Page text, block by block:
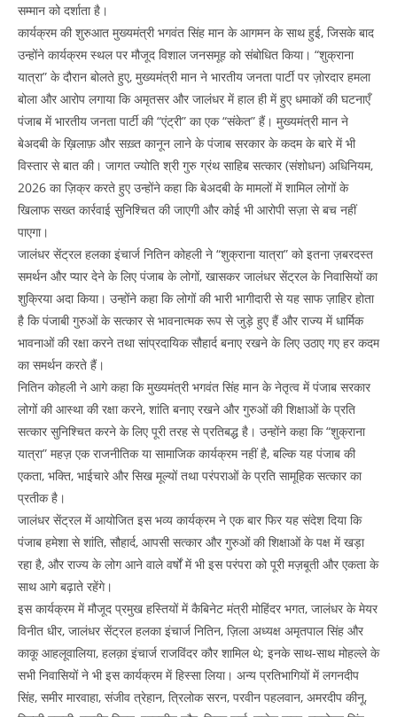
सम्मान को दर्शाता है।
कार्यक्रम की शुरुआत मुख्यमंत्री भगवंत सिंह मान के आगमन के साथ हुई, जिसके बाद
उन्होंने कार्यक्रम स्थल पर मौजूद विशाल जनसमूह को संबोधित किया। “शुक्राना
यात्रा” के दौरान बोलते हुए, मुख्यमंत्री मान ने भारतीय जनता पार्टी पर ज़ोरदार हमला
बोला और आरोप लगाया कि अमृतसर और जालंधर में हाल ही में हुए धमाकों की घटनाएँ
पंजाब में भारतीय जनता पार्टी की “एंट्री” का एक “संकेत” हैं। मुख्यमंत्री मान ने
बेअदबी के ख़िलाफ़ और सख़्त कानून लाने के पंजाब सरकार के कदम के बारे में भी
विस्तार से बात की। जागत ज्योति श्री गुरु ग्रंथ साहिब सत्कार (संशोधन) अधिनियम,
2026 का ज़िक्र करते हुए उन्होंने कहा कि बेअदबी के मामलों में शामिल लोगों के
खिलाफ सख्त कार्रवाई सुनिश्चित की जाएगी और कोई भी आरोपी सज़ा से बच नहीं
पाएगा।
जालंधर सेंट्रल हलका इंचार्ज नितिन कोहली ने “शुक्राना यात्रा” को इतना ज़बरदस्त
समर्थन और प्यार देने के लिए पंजाब के लोगों, खासकर जालंधर सेंट्रल के निवासियों का
शुक्रिया अदा किया। उन्होंने कहा कि लोगों की भारी भागीदारी से यह साफ ज़ाहिर होता
है कि पंजाबी गुरुओं के सत्कार से भावनात्मक रूप से जुड़े हुए हैं और राज्य में धार्मिक
भावनाओं की रक्षा करने तथा सांप्रदायिक सौहार्द बनाए रखने के लिए उठाए गए हर कदम
का समर्थन करते हैं।
नितिन कोहली ने आगे कहा कि मुख्यमंत्री भगवंत सिंह मान के नेतृत्व में पंजाब सरकार
लोगों की आस्था की रक्षा करने, शांति बनाए रखने और गुरुओं की शिक्षाओं के प्रति
सत्कार सुनिश्चित करने के लिए पूरी तरह से प्रतिबद्ध है। उन्होंने कहा कि “शुक्राना
यात्रा” महज़ एक राजनीतिक या सामाजिक कार्यक्रम नहीं है, बल्कि यह पंजाब की
एकता, भक्ति, भाईचारे और सिख मूल्यों तथा परंपराओं के प्रति सामूहिक सत्कार का
प्रतीक है।
जालंधर सेंट्रल में आयोजित इस भव्य कार्यक्रम ने एक बार फिर यह संदेश दिया कि
पंजाब हमेशा से शांति, सौहार्द, आपसी सत्कार और गुरुओं की शिक्षाओं के पक्ष में खड़ा
रहा है, और राज्य के लोग आने वाले वर्षों में भी इस परंपरा को पूरी मज़बूती और एकता के
साथ आगे बढ़ाते रहेंगे।
इस कार्यक्रम में मौजूद प्रमुख हस्तियों में कैबिनेट मंत्री मोहिंदर भगत, जालंधर के मेयर
विनीत धीर, जालंधर सेंट्रल हलका इंचार्ज नितिन, ज़िला अध्यक्ष अमृतपाल सिंह और
काकू आहलूवालिया, हलक़ा इंचार्ज राजविंदर कौर शामिल थे; इनके साथ-साथ मोहल्ले के
सभी निवासियों ने भी इस कार्यक्रम में हिस्सा लिया। अन्य प्रतिभागियों में लगनदीप
सिंह, समीर मारवाहा, संजीव त्रेहान, त्रिलोक सरन, परवीन पहलवान, अमरदीप कीनू,